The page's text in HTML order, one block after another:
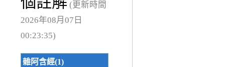
(更新時間
2026年08月07日
00:23:35)
雜阿含經(1)